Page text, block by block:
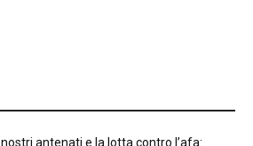
I nostri antenati e la lotta contro l’afa: